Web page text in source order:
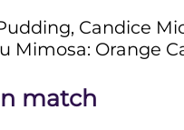
Candice
Mimosa: Orange
match